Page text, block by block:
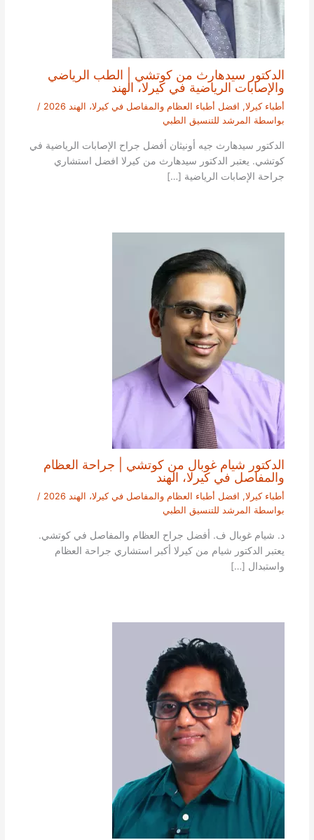
الدكتور سيدهارث من كوتشي | الطب الرياضي
والإصابات الرياضية في كيرلا، الهند
أطباء كيرلا, افضل أطباء العظام والمفاصل في كيرلا، الهند 2026
/
بواسطة المرشد للتنسيق الطبي
الدكتور سيدهارث جيه أونيثان أفضل جراح الإصابات الرياضية في
كوتشي. يعتبر الدكتور سيدهارث من كيرلا افضل استشاري
جراحة الإصابات الرياضية […]
الدكتور شيام غوبال من كوتشي | جراحة العظام
والمفاصل في كيرلا، الهند
أطباء كيرلا, افضل أطباء العظام والمفاصل في كيرلا، الهند 2026
/
بواسطة المرشد للتنسيق الطبي
د. شيام غوبال ف. أفضل جراح العظام والمفاصل في كوتشي.
يعتبر الدكتور شيام من كيرلا أكبر استشاري جراحة العظام
واستبدال […]